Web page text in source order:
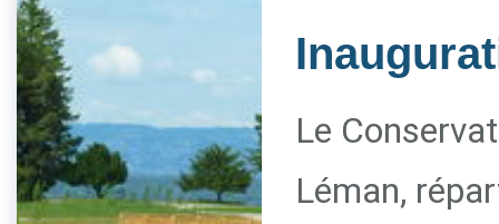
Le
Léman,